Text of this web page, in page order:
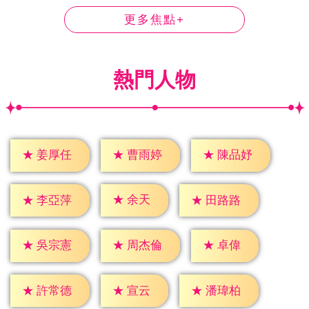
更多焦點+
熱門人物
★ 姜厚任 ★ 曹雨婷 ★ 陳品妤
★ 李亞萍 ★ 余天 ★ 田路路
★ 吳宗憲 ★ 周杰倫 ★ 卓偉
★ 許常德 ★ 宣云 ★ 潘瑋柏